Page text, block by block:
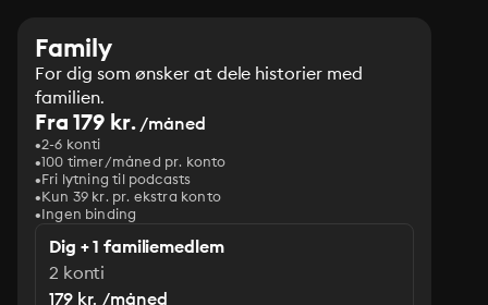
Family
For dig som ønsker at dele historier med
familien.
Fra 179 kr./måned
2-6 konti
100 timer/måned pr. konto
Fri lytning til podcasts
Kun 39 kr. pr. ekstra konto
Ingen binding
Dig + 1 familiemedlem
2 konti
179 kr. /måned